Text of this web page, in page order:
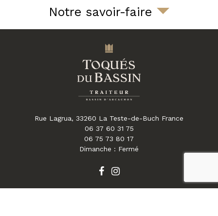
Notre savoir-faire
Rue Lagrua, 33260 La Teste-de-Buch France
06 37 60 31 75
06 75 73 80 17
Dimanche : Fermé